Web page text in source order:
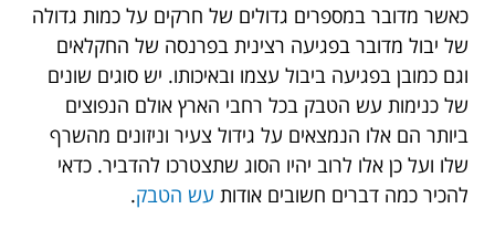
כאשר מדובר במספרים גדולים של חרקים על כמות גדולה
של יבול מדובר בפגיעה רצינית בפרנסה של החקלאים
וגם כמובן בפגיעה ביבול עצמו ובאיכותו. יש סוגים שונים
של כנימות עש הטבק בכל רחבי הארץ אולם הנפוצים
ביותר הם אלו הנמצאים על גידול צעיר וניזונים מהשרף
שלו ועל כן אלו לרוב יהיו הסוג שתצטרכו להדביר. כדאי
להכיר כמה דברים חשובים אודות עש הטבק.